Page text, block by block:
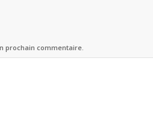
prochain commentaire.